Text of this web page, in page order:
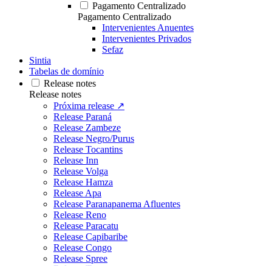
Pagamento Centralizado
Pagamento Centralizado
Intervenientes Anuentes
Intervenientes Privados
Sefaz
Sintia
Tabelas de domínio
Release notes
Release notes
Próxima release ↗
Release Paraná
Release Zambeze
Release Negro/Purus
Release Tocantins
Release Inn
Release Volga
Release Hamza
Release Apa
Release Paranapanema Afluentes
Release Reno
Release Paracatu
Release Capibaribe
Release Congo
Release Spree